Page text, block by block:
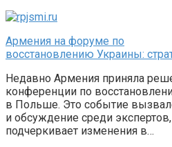
Армения на форуме по
восстановлению Украины:
Недавно Армения приняла
конференции по
в Польше. Это событие
и обсуждение среди
подчеркивает изменения в…